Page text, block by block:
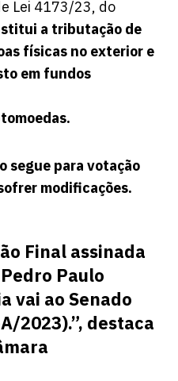
Lei 4173/23, do
a tributação de
físicas no exterior e
em fundos
segue para votação
modificações.
Final assinada
Paulo
vai ao Senado
2023).”, destaca